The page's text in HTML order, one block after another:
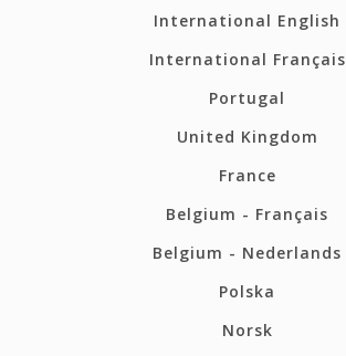
International English
International Français
Portugal
United Kingdom
France
Belgium - Français
Belgium - Nederlands
Polska
Norsk